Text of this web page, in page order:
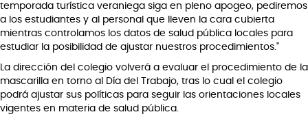
temporada turística veraniega siga en pleno apogeo, pediremos
a los estudiantes y al personal que lleven la cara cubierta
mientras controlamos los datos de salud pública locales para
estudiar la posibilidad de ajustar nuestros procedimientos."
La dirección del colegio volverá a evaluar el procedimiento de la
mascarilla en torno al Día del Trabajo, tras lo cual el colegio
podrá ajustar sus políticas para seguir las orientaciones locales
vigentes en materia de salud pública.